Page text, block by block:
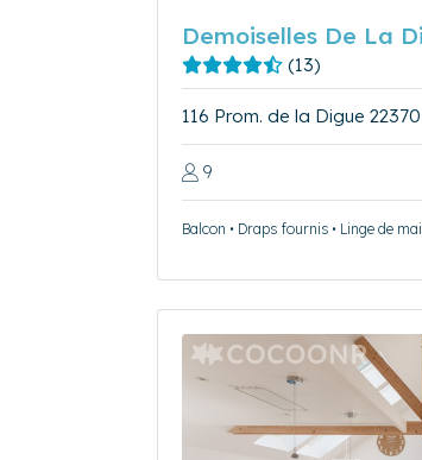
Demoiselles De La
(13)
116 Prom. de la Digue
9
Balcon • Draps fournis • Linge de